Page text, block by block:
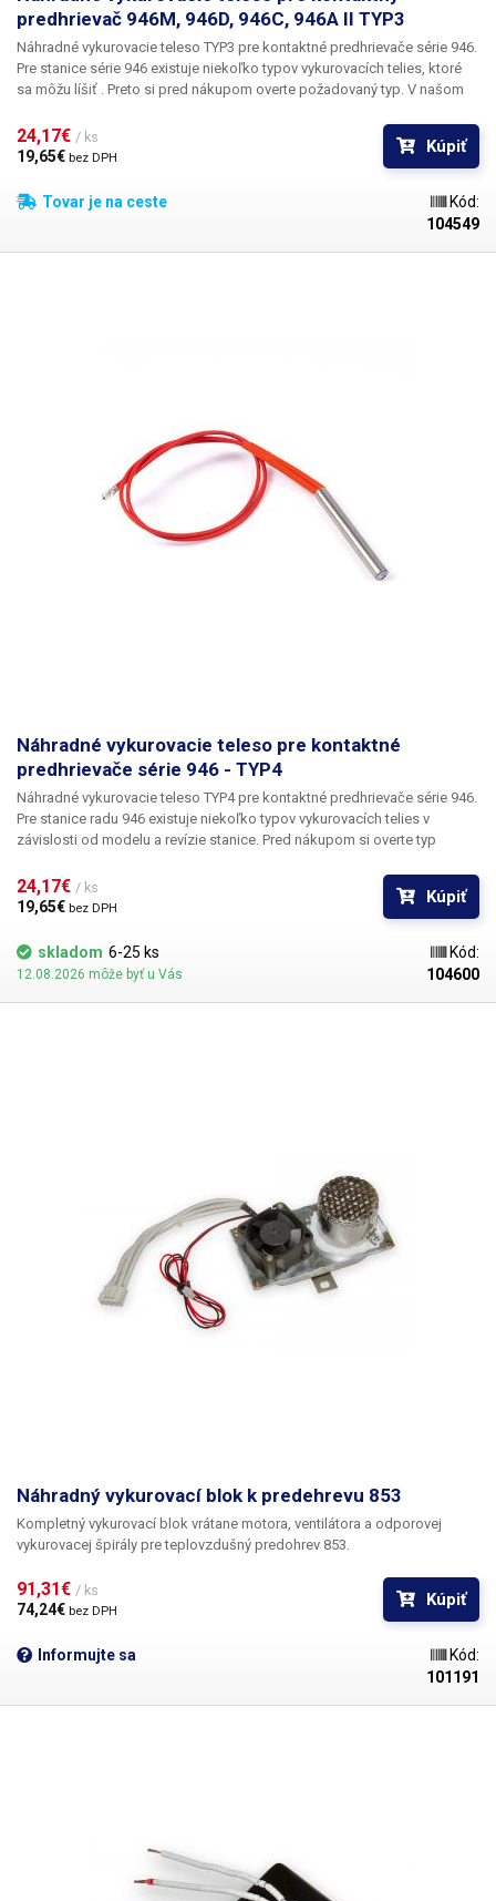
predhrievač 946M, 946D, 946C, 946A II TYP3
Náhradné vykurovacie teleso TYP3 pre kontaktné predhrievače série 946.
Pre stanice série 946 existuje niekoľko typov vykurovacích telies, ktoré
sa môžu líšiť . Preto si pred nákupom overte požadovaný typ. V našom
predhrievače série 946: TYP1, TYP2, TYP3, TYP4.
1 ks
vykurovacieho telesa TYP3 Upozorňujeme, že 1ks pre tento výrobok
24,17€ / ks
19,65€ bez DPH
Kúpiť
Tovar je na ceste
Kód:
104549
Náhradné vykurovacie teleso pre kontaktné
predhrievače série 946 - TYP4
Náhradné vykurovacie teleso TYP4pre kontaktné predhrievače série 946.
Pre stanice radu 946 existuje niekoľko typov vykurovacích telies v
závislosti od modelu a revízie stanice. Pred nákupom si overte typ
prvku TYP4 je 115 V, sú dva v sérii, pri objednávaní zohľadnite, či
potrebujete 1 alebo 2 ks. V našom obchode ponúkame viacero typov
vykurovacích telies pre predhrievače série 946: TYP1, TYP2, TYP3, TYP4.
Balenie:
24,17€ / ks
19,65€ bez DPH
Kúpiť
skladom 6-25 ks
12.08.2026 môže byť u Vás
Kód:
104600
Náhradný vykurovací blok k predehrevu 853
Kompletný vykurovací blok vrátane motora, ventilátora a odporovej
vykurovacej špirály pre teplovzdušný predohrev 853.
91,31€ / ks
74,24€ bez DPH
Kúpiť
Informujte sa
Kód:
101191